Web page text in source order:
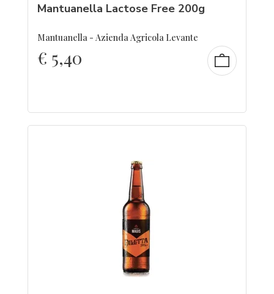
Mantuanella Lactose Free 200g
Mantuanella - Azienda Agricola Levante
€ 5,40